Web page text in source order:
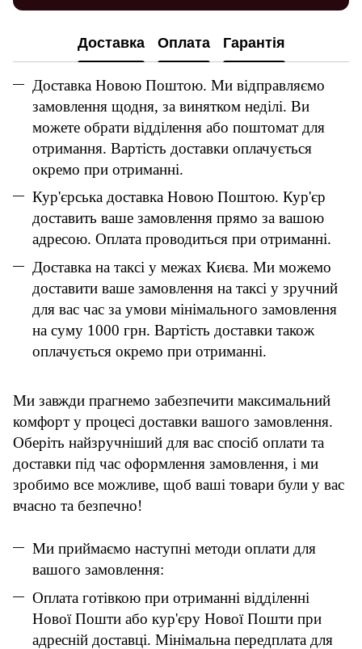
Доставка Оплата Гарантія
Доставка Новою Поштою. Ми відправляємо
замовлення щодня, за винятком неділі. Ви
можете обрати відділення або поштомат для
отримання. Вартість доставки оплачується
окремо при отриманні.
Кур'єрська доставка Новою Поштою. Кур'єр
доставить ваше замовлення прямо за вашою
адресою. Оплата проводиться при отриманні.
Доставка на таксі у межах Києва. Ми можемо
доставити ваше замовлення на таксі у зручний
для вас час за умови мінімального замовлення
на суму 1000 грн. Вартість доставки також
оплачується окремо при отриманні.
Ми завжди прагнемо забезпечити максимальний
комфорт у процесі доставки вашого замовлення.
Оберіть найзручніший для вас спосіб оплати та
доставки під час оформлення замовлення, і ми
зробимо все можливе, щоб ваші товари були у вас
вчасно та безпечно!
Ми приймаємо наступні методи оплати для
вашого замовлення:
Оплата готівкою при отриманні відділенні
Нової Пошти або кур'єру Нової Пошти при
адресній доставці. Мінімальна передплата для